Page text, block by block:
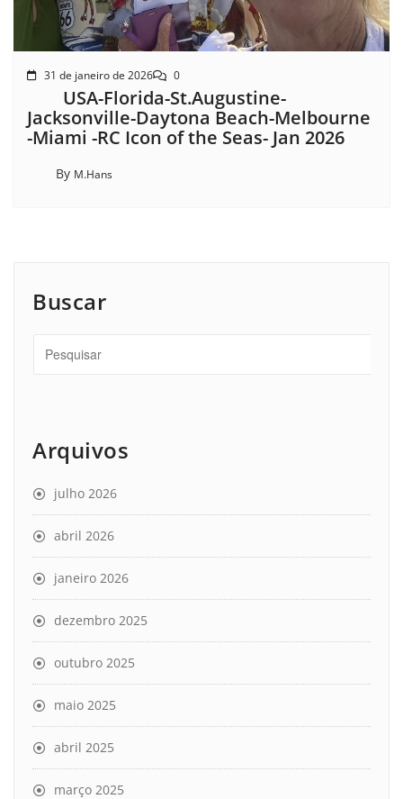
31 de janeiro de 2026 0
USA-Florida-St.Augustine-
Jacksonville-Daytona Beach-Melbourne
-Miami -RC Icon of the Seas- Jan 2026
By M.Hans
Buscar
Arquivos
julho 2026
abril 2026
janeiro 2026
dezembro 2025
outubro 2025
maio 2025
abril 2025
março 2025